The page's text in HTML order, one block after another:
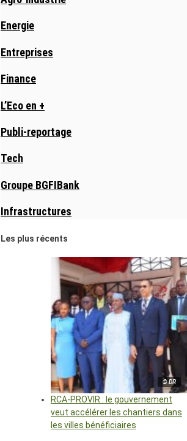
Energie
Entreprises
Finance
L’Eco en +
Publi-reportage
Tech
Groupe BGFIBank
Infrastructures
Les plus récents
© DR
RCA-PROVIR : le gouvernement
veut accélérer les chantiers dans
les villes bénéficiaires